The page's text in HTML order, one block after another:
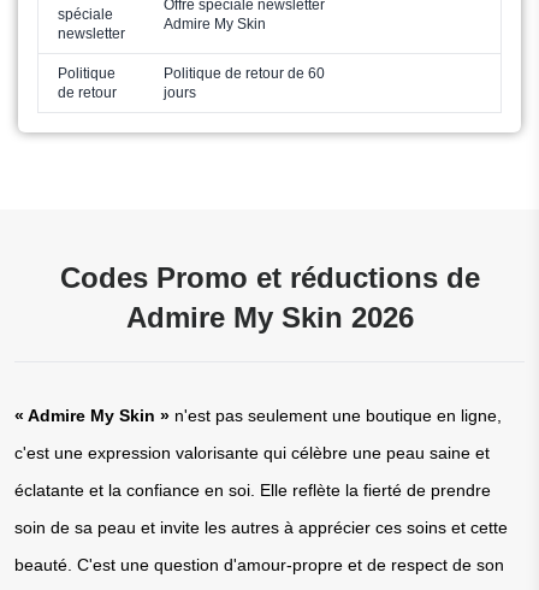
spéciale
newsletter
Offre spéciale newsletter
Admire My Skin
Politique
de retour
Politique de retour de 60
jours
Codes Promo et réductions de
Admire My Skin 2026
« Admire My Skin » n'est pas seulement une boutique en ligne,
c'est une expression valorisante qui célèbre une peau saine et
éclatante et la confiance en soi. Elle reflète la fierté de prendre
soin de sa peau et invite les autres à apprécier ces soins et cette
beauté. C'est une question d'amour-propre et de respect de son